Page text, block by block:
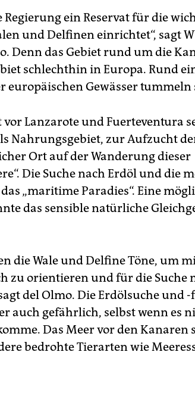
Regierung ein Reservat für die
und Delfinen einrichtet“, sagt
Denn das Gebiet rund um die
schlechthin in Europa. Rund
europäischen Gewässer tummeln
vor Lanzarote und Fuerteventura
Nahrungsgebiet, zur Aufzucht
Ort auf der Wanderung dieser
Die Suche nach Erdöl und die
„maritime Paradies“. Eine
das sensible natürliche
die Wale und Delfine Töne, um
zu orientieren und für die Suche
del Olmo. Die Erdölsuche und
auch gefährlich, selbst wenn es
Das Meer vor den Kanaren
bedrohte Tierarten wie